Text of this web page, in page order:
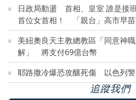
日政局動盪 首相、皇室 誰是接
首位女首相！ 「親台」高市早
美紐奧良天主教總教區「同意神
解」 將支付69億台幣
耶路撒冷爆恐攻釀死傷 以色列
追蹤我們